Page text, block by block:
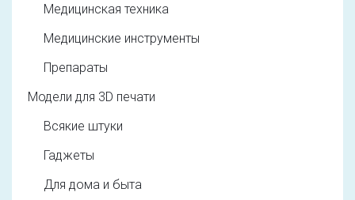
Медицинская техника
Медицинские инструменты
Препараты
Модели для 3D печати
Всякие штуки
Гаджеты
Для дома и быта